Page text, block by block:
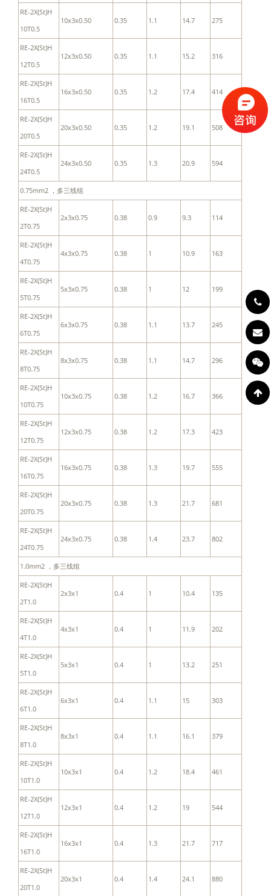
RE-2X(St)H
10T0.5
10x3x0.50 0.35 1.1 14.7 275
RE-2X(St)H
12T0.5
12x3x0.50 0.35 1.1 15.2 316
RE-2X(St)H
16T0.5
16x3x0.50 0.35 1.2 17.4 414
RE-2X(St)H
20T0.5
20x3x0.50 0.35 1.2 19.1 508
RE-2X(St)H
24T0.5
24x3x0.50 0.35 1.3 20.9 594
0.75mm2 ，多三线组
RE-2X(St)H
2T0.75
2x3x0.75 0.38 0.9 9.3 114
RE-2X(St)H
4T0.75
4x3x0.75 0.38 1 10.9 163
RE-2X(St)H
5T0.75
5x3x0.75 0.38 1 12 199
RE-2X(St)H
6T0.75
6x3x0.75 0.38 1.1 13.7 245
RE-2X(St)H
8T0.75
8x3x0.75 0.38 1.1 14.7 296
RE-2X(St)H
10T0.75
10x3x0.75 0.38 1.2 16.7 366
RE-2X(St)H
12T0.75
12x3x0.75 0.38 1.2 17.3 423
RE-2X(St)H
16T0.75
16x3x0.75 0.38 1.3 19.7 555
RE-2X(St)H
20T0.75
20x3x0.75 0.38 1.3 21.7 681
RE-2X(St)H
24T0.75
24x3x0.75 0.38 1.4 23.7 802
1.0mm2 ，多三线组
RE-2X(St)H
2T1.0
2x3x1 0.4 1 10.4 135
RE-2X(St)H
4T1.0
4x3x1 0.4 1 11.9 202
RE-2X(St)H
5T1.0
5x3x1 0.4 1 13.2 251
RE-2X(St)H
6T1.0
6x3x1 0.4 1.1 15 303
RE-2X(St)H
8T1.0
8x3x1 0.4 1.1 16.1 379
RE-2X(St)H
10T1.0
10x3x1 0.4 1.2 18.4 461
RE-2X(St)H
12T1.0
12x3x1 0.4 1.2 19 544
RE-2X(St)H
16T1.0
16x3x1 0.4 1.3 21.7 717
RE-2X(St)H
20T1.0
20x3x1 0.4 1.4 24.1 880